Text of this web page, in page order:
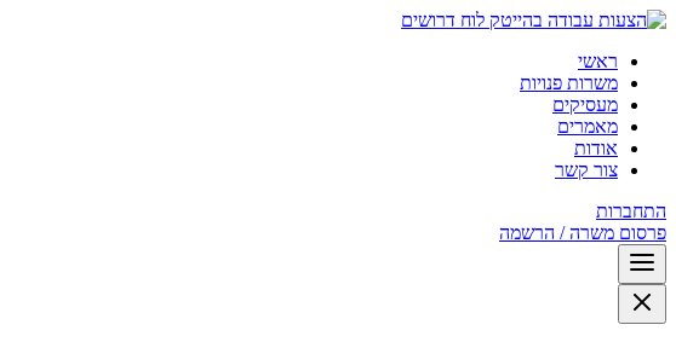
לוח דרושים
ראשי
משרות פנויות
מעסיקים
מאמרים
אודות
צור קשר
התחברות
פרסום משרה / הרשמה